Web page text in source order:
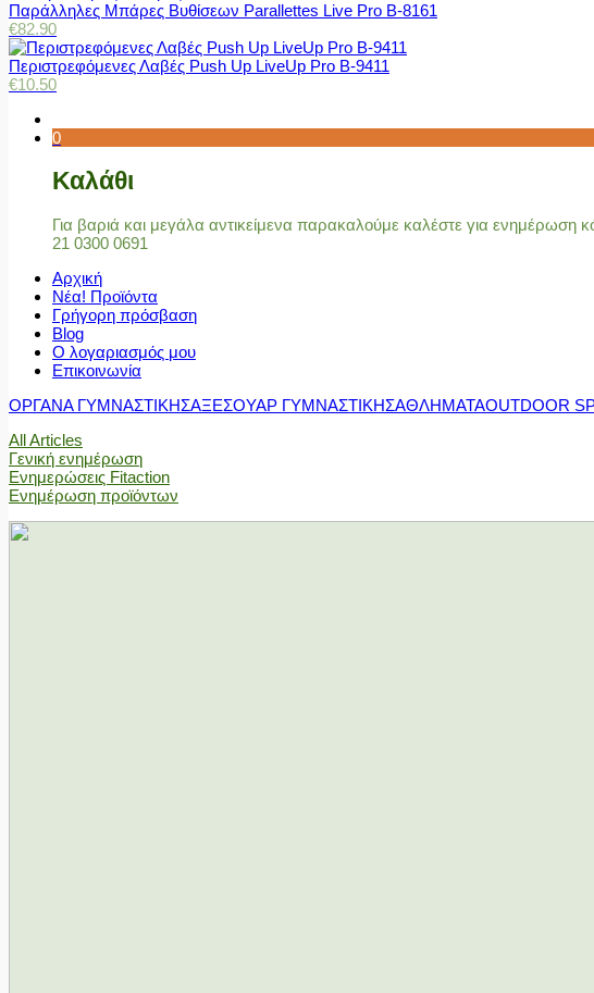
Παράλληλες Μπάρες Βυθίσεων Parallettes Live Pro Β-8161
€82.90
Περιστρεφόμενες Λαβές Push Up LiveUp Pro Β-9411
€10.50
0
Καλάθι
Για βαριά και μεγάλα αντικείμενα παρακαλούμε καλέστε για ενημέρωση
21 0300 0691
Αρχική
Νέα! Προϊόντα
Γρήγορη πρόσβαση
Blog
Ο λογαριασμός μου
Επικοινωνία
ΟΡΓΑΝΑ ΓΥΜΝΑΣΤΙΚΗΣΑΞΕΣΟΥΑΡ ΓΥΜΝΑΣΤΙΚΗΣΑΘΛΗΜΑΤΑOUTDOOR
All Articles
Γενική ενημέρωση
Ενημερώσεις Fitaction
Ενημέρωση προϊόντων